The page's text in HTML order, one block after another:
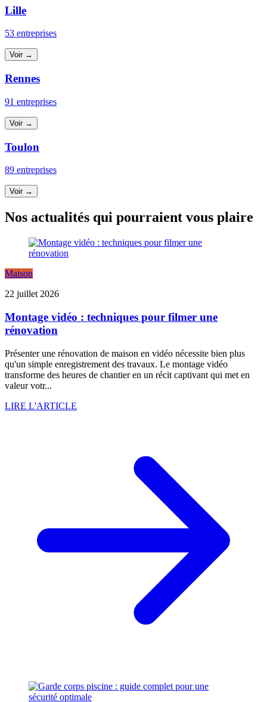
Lille
53 entreprises
Voir →
Rennes
91 entreprises
Voir →
Toulon
89 entreprises
Voir →
Nos actualités qui pourraient vous plaire
Maison
22 juillet 2026
Montage vidéo : techniques pour filmer une
rénovation
Présenter une rénovation de maison en vidéo nécessite bien plus
qu'un simple enregistrement des travaux. Le montage vidéo
transforme des heures de chantier en un récit captivant qui met en
valeur votr...
LIRE L'ARTICLE